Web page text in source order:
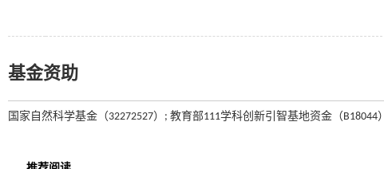
基金资助
国家自然科学基金（32272527）; 教育部111学科创新引智基地资金（B18044）